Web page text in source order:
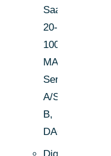
SaaS,
20-
100
MA,
Series-
A/Series-
B,
DACH
Digitalagenturen